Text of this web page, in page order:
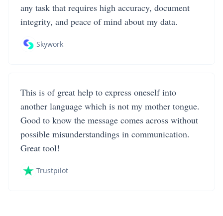
any task that requires high accuracy, document
integrity, and peace of mind about my data.
Skywork
This is of great help to express oneself into
another language which is not my mother tongue.
Good to know the message comes across without
possible misunderstandings in communication.
Great tool!
Trustpilot